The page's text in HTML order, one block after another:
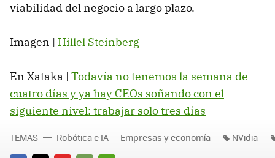
viabilidad del negocio a largo plazo.
Imagen | Hillel Steinberg
En Xataka | Todavía no tenemos la semana de
cuatro días y ya hay CEOs soñando con el
siguiente nivel: trabajar solo tres días
TEMAS Robótica e IA Empresas y economía NVidia